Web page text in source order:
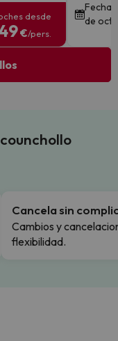
desde
€/pers.
de
Cancela sin
Cambios y
flexibilidad.